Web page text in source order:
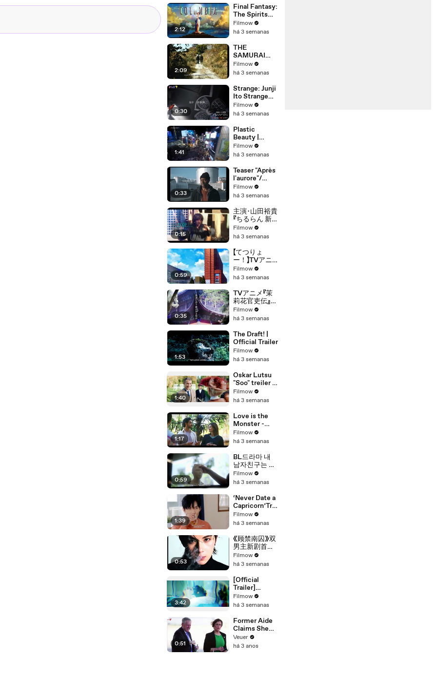
PROGRAM
WKRÓTCE W
TVN! 🔥
2:12
Final Fantasy:
The Spirits
Within -
Trailer
Filmow
há 3 semanas
2:09
THE
SAMURAI
AND THE
PRISONER -
Filmow
há 3 semanas
0:30
Strange: Junji
Ito Strange
Stories for
Sleepless
Teaser
Filmow
há 3 semanas
1:41
Plastic
Beauty |
Official Teaser
| Netflix
Filmow
há 3 semanas
0:33
Teaser "Après
l'aurore"/
"After dawn"
teaser/
KOUAM
Filmow
há 3 semanas
0:15
主演･山田裕貴
『ちるらん 新撰
組鎮魂歌』
2026春放送
Filmow
há 3 semanas
0:59
【てつりょ
ー！】TVアニ
メ『てつりょ
ー！meet
め』ティザー映
像
Filmow
há 3 semanas
0:35
TVアニメ『茉
莉花官吏伝』特
報PV｜TVア
ニメ化決定
Filmow
há 3 semanas
1:53
The Draft! |
Official Trailer
Filmow
há 3 semanas
1:40
Oskar Lutsu
"Soo" treiler -
film kinodes
18.
2022
Filmow
há 3 semanas
1:17
Love is the
Monster -
Trailer
Filmow
há 3 semanas
0:59
BL드라마 내
남자친구는 조
각남 메인예고
편 [my
sculpture
main trailer]
Filmow
há 3 semanas
1:39
‘Never Date a
Capricorn’Trai
ler. 《别碰摩羯
啊！》正片预
#blseries #bl
Filmow
há 3 semanas
0:53
《顾禁南囚》双
男主新剧首支
预告
Filmow
há 3 semanas
3:42
[Official
Trailer]
CHÀNG KẸ |
MY LITTLE
BOYS LOVE
VIETNAM |
KC 03.10.2025
Filmow
há 3 semanas
0:51
Former Aide
Claims She
Was Asked to
Make a ‘Hit
Veuer
há 3 anos